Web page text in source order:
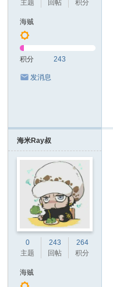
主题
回帖
积分
海贼
积分 243
发消息
海米Ray叔
0
主题
243
回帖
264
积分
海贼